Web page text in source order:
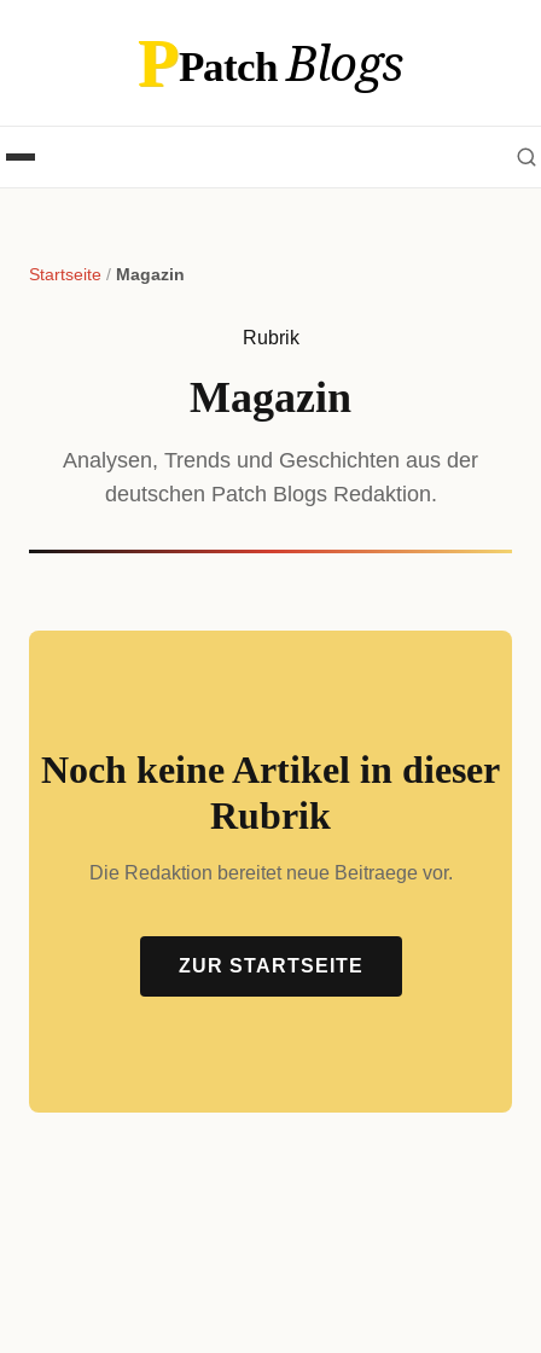
PPatchBlogs
Startseite / Magazin
Rubrik
Magazin
Analysen, Trends und Geschichten aus der
deutschen Patch Blogs Redaktion.
Noch keine Artikel in dieser
Rubrik
Die Redaktion bereitet neue Beitraege vor.
ZUR STARTSEITE